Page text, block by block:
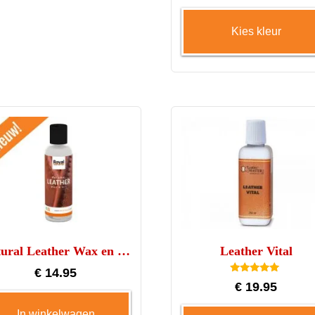
uit 5
Kies kleur
Natural Leather Wax en Oil
€ 14.95
Leather Vital
Gewaardeerd
5.00
€ 19.95